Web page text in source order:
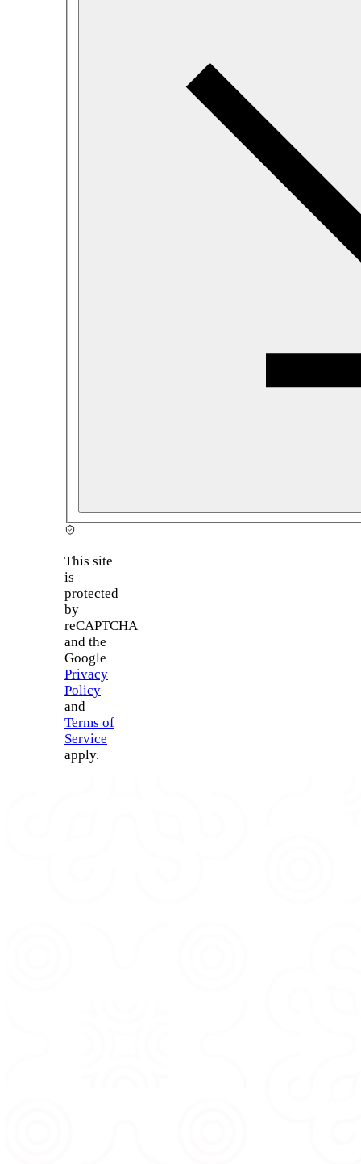
This site
is
protected
by
reCAPTCHA
and the
Google
Privacy
Policy
and
Terms of
Service
apply.